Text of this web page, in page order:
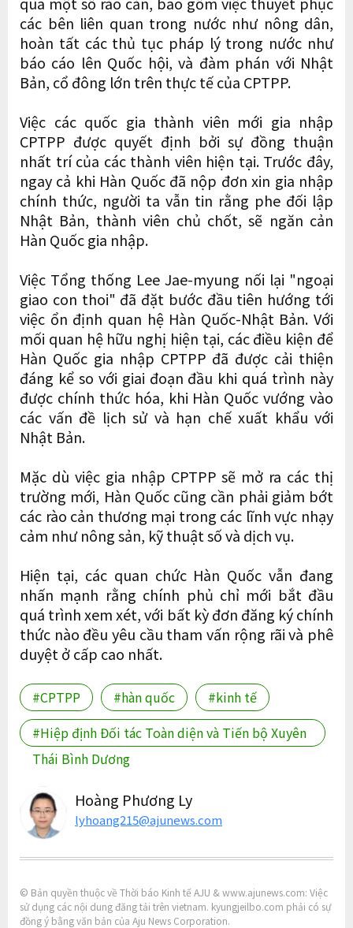
các bên liên quan trong nước như nông dân,
hoàn tất các thủ tục pháp lý trong nước như
báo cáo lên Quốc hội, và đàm phán với Nhật
Bản, cổ đông lớn trên thực tế của CPTPP.
Việc các quốc gia thành viên mới gia nhập
CPTPP được quyết định bởi sự đồng thuận
nhất trí của các thành viên hiện tại. Trước đây,
ngay cả khi Hàn Quốc đã nộp đơn xin gia nhập
chính thức, người ta vẫn tin rằng phe đối lập
Nhật Bản, thành viên chủ chốt, sẽ ngăn cản
Hàn Quốc gia nhập.
Việc Tổng thống Lee Jae-myung nối lại "ngoại
giao con thoi" đã đặt bước đầu tiên hướng tới
việc ổn định quan hệ Hàn Quốc-Nhật Bản. Với
mối quan hệ hữu nghị hiện tại, các điều kiện để
Hàn Quốc gia nhập CPTPP đã được cải thiện
đáng kể so với giai đoạn đầu khi quá trình này
được chính thức hóa, khi Hàn Quốc vướng vào
các vấn đề lịch sử và hạn chế xuất khẩu với
Nhật Bản.
Mặc dù việc gia nhập CPTPP sẽ mở ra các thị
trường mới, Hàn Quốc cũng cần phải giảm bớt
các rào cản thương mại trong các lĩnh vực nhạy
cảm như nông sản, kỹ thuật số và dịch vụ.
Hiện tại, các quan chức Hàn Quốc vẫn đang
nhấn mạnh rằng chính phủ chỉ mới bắt đầu
quá trình xem xét, với bất kỳ đơn đăng ký chính
thức nào đều yêu cầu tham vấn rộng rãi và phê
duyệt ở cấp cao nhất.
#CPTPP #hàn quốc
#kinh tế
#Hiệp định Đối tác Toàn diện và Tiến bộ Xuyên
Thái Bình Dương
Hoàng Phương Ly
lyhoang215@ajunews.com
© Bản quyền thuộc về Thời báo Kinh tế AJU & www.ajunews.com: Việc
sử dụng các nội dung đăng tải trên vietnam. kyungjeilbo.com phải có sự
đồng ý bằng văn bản của Aju News Corporation.